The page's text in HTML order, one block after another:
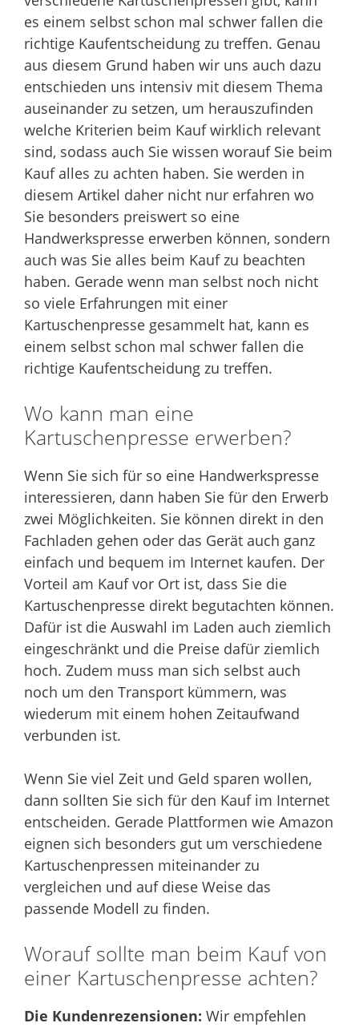
es einem selbst schon mal schwer fallen die
richtige Kaufentscheidung zu treffen. Genau
aus diesem Grund haben wir uns auch dazu
entschieden uns intensiv mit diesem Thema
auseinander zu setzen, um herauszufinden
welche Kriterien beim Kauf wirklich relevant
sind, sodass auch Sie wissen worauf Sie beim
Kauf alles zu achten haben. Sie werden in
diesem Artikel daher nicht nur erfahren wo
Sie besonders preiswert so eine
Handwerkspresse erwerben können, sondern
auch was Sie alles beim Kauf zu beachten
haben. Gerade wenn man selbst noch nicht
so viele Erfahrungen mit einer
Kartuschenpresse gesammelt hat, kann es
einem selbst schon mal schwer fallen die
richtige Kaufentscheidung zu treffen.
Wo kann man eine
Kartuschenpresse erwerben?
Wenn Sie sich für so eine Handwerkspresse
interessieren, dann haben Sie für den Erwerb
zwei Möglichkeiten. Sie können direkt in den
Fachladen gehen oder das Gerät auch ganz
einfach und bequem im Internet kaufen. Der
Vorteil am Kauf vor Ort ist, dass Sie die
Kartuschenpresse direkt begutachten können.
Dafür ist die Auswahl im Laden auch ziemlich
eingeschränkt und die Preise dafür ziemlich
hoch. Zudem muss man sich selbst auch
noch um den Transport kümmern, was
wiederum mit einem hohen Zeitaufwand
verbunden ist.
Wenn Sie viel Zeit und Geld sparen wollen,
dann sollten Sie sich für den Kauf im Internet
entscheiden. Gerade Plattformen wie Amazon
eignen sich besonders gut um verschiedene
Kartuschenpressen miteinander zu
vergleichen und auf diese Weise das
passende Modell zu finden.
Worauf sollte man beim Kauf von
einer Kartuschenpresse achten?
Die Kundenrezensionen: Wir empfehlen